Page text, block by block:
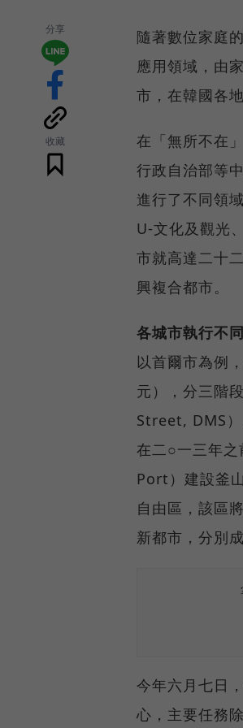
分享
收藏
隨著數位家庭
應用領域，由
市，在韓國各
在「無所不在
行政自治部等
進行了不同領
U-文化及觀光
市就高達二十
興複合都市。
各城市執行不
以首爾市為例
元），分三階
Street, DMS）
在二○一三年
Port）建設釜
自由區，該區
新都市，分別
今年六月七日
心，主要任務